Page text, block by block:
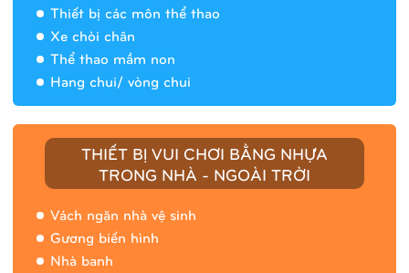
Thiết bị các môn thể thao
Xe chòi chân
Thể thao mầm non
Hang chui/ vòng chui
THIẾT BỊ VUI CHƠI BẰNG NHỰA
TRONG NHÀ - NGOÀI TRỜI
Vách ngăn nhà vệ sinh
Gương biến hình
Nhà banh
Nhà banh 9H5408